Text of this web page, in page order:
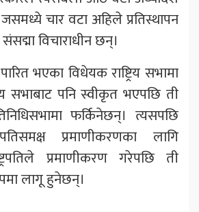
चार वटा अहिले प्रतिस्थापन
विचाराधीन छन्।
भएका विधेयक राष्ट्रिय सभामा
सभाबाट पनि स्वीकृत भएपछि ती
फर्किनेछन्। त्यसपछि
प्रमाणीकरणका लागि
प्रमाणीकरण गरेपछि ती
लागू हुनेछन्।